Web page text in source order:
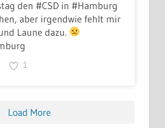
den #CSD in #Hamburg
aber irgendwie fehlt mir
Laune dazu.
1
Load More